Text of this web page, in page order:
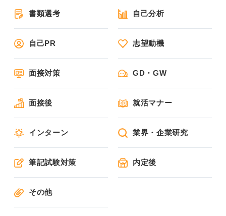
書類選考 自己分析
自己PR 志望動機
面接対策 GD・GW
面接後 就活マナー
インターン 業界・企業研究
筆記試験対策 内定後
その他